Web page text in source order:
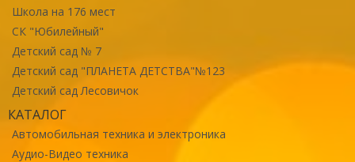
Школа на 176 мест
СК "Юбилейный"
Детский сад № 7
Детский сад "ПЛАНЕТА ДЕТСТВА"№123
Детский сад Лесовичок
КАТАЛОГ
Автомобильная техника и электроника
Аудио-Видео техника